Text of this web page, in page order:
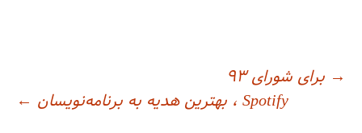
ناوبری
→ برای شورای ۹۳
Spotify ، بهترین هدیه به برنامه‌نویسان
←